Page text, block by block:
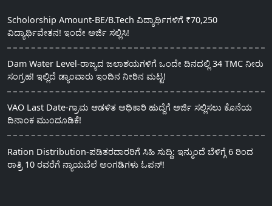
Scholorship Amount-BE/B.Tech ವಿದ್ಯಾರ್ಥಿಗಳಿಗೆ ₹70,250
ವಿದ್ಯಾರ್ಥಿವೇತನ! ಇಂದೇ ಅರ್ಜಿ ಸಲ್ಲಿಸಿ!
Dam Water Level-ರಾಜ್ಯದ ಜಲಾಶಯಗಳಿಗೆ ಒಂದೇ ದಿನದಲ್ಲಿ 34 TMC ನೀರು
ಸಂಗ್ರಹ! ಇಲ್ಲಿದೆ ಡ್ಯಾಂವಾರು ಇಂದಿನ ನೀರಿನ ಮಟ್ಟ!
VAO Last Date-ಗ್ರಾಮ ಆಡಳಿತ ಅಧಿಕಾರಿ ಹುದ್ದೆಗೆ ಅರ್ಜಿ ಸಲ್ಲಿಸಲು ಕೊನೆಯ
ದಿನಾಂಕ ಮುಂದೂಡಿಕೆ!
Ration Distribution-ಪಡಿತರದಾರರಿಗೆ ಸಿಹಿ ಸುದ್ದಿ: ಇನ್ಮುಂದೆ ಬೆಳಿಗ್ಗೆ 6 ರಿಂದ
ರಾತ್ರಿ 10 ರವರೆಗೆ ನ್ಯಾಯಬೆಲೆ ಅಂಗಡಿಗಳು ಓಪನ್!